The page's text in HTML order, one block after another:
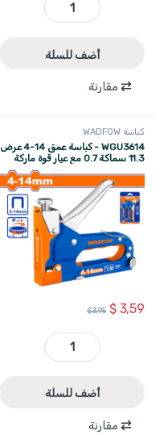
WGU2403 - طقم 3 قطع كباسة 3 في 1 + نازعة كبسات + بانسة تثبيت اسافيل WADFOW quantity
أضف للسلة
مقارنة
كباسة WADFOW
WGU3614 - كباسة عمق 14-4 عرض
11.3 سماكة 0.7 مع عيار قوة ماركة
$3,59
$3,95
WGU3614 - كباسة عمق 14-4 عرض 11.3 سماكة 0.7 مع عيار قوة ماركة WADFOW quantity
أضف للسلة
مقارنة